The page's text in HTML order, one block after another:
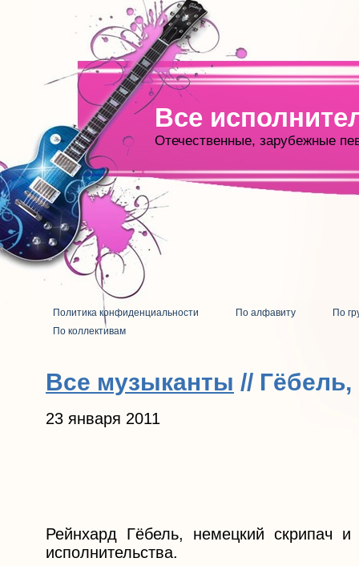
Все
Отечественные, зарубежные
Политика конфиденциальности По алфавиту
По
По коллективам
Все музыканты //
23 января 2011
Рейнхард Гёбель, немецкий скрипач и
исполнительства.